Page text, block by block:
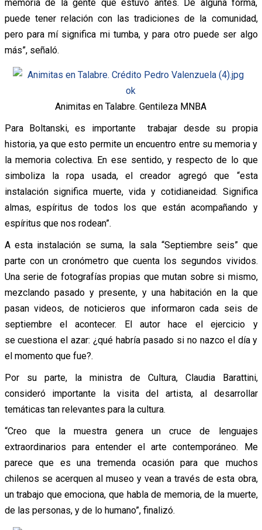
memoria de la gente que estuvo antes. De alguna forma,
puede tener relación con las tradiciones de la comunidad,
pero para mí significa mi tumba, y para otro puede ser algo
más”, señaló.
Animitas en Talabre. Gentileza MNBA
Para Boltanski, es importante trabajar desde su propia
historia, ya que esto permite un encuentro entre su memoria y
la memoria colectiva. En ese sentido, y respecto de lo que
simboliza la ropa usada, el creador agregó que “esta
instalación significa muerte, vida y cotidianeidad. Significa
almas, espíritus de todos los que están acompañando y
espíritus que nos rodean”.
A esta instalación se suma, la sala “Septiembre seis” que
parte con un cronómetro que cuenta los segundos vividos.
Una serie de fotografías propias que mutan sobre si mismo,
mezclando pasado y presente, y una habitación en la que
pasan videos, de noticieros que informaron cada seis de
septiembre el acontecer. El autor hace el ejercicio y
se cuestiona el azar: ¿qué habría pasado si no nazco el día y
el momento que fue?.
Por su parte, la ministra de Cultura, Claudia Barattini,
consideró importante la visita del artista, al desarrollar
temáticas tan relevantes para la cultura.
“Creo que la muestra genera un cruce de lenguajes
extraordinarios para entender el arte contemporáneo. Me
parece que es una tremenda ocasión para que muchos
chilenos se acerquen al museo y vean a través de esta obra,
un trabajo que emociona, que habla de memoria, de la muerte,
de las personas, y de lo humano”, finalizó.